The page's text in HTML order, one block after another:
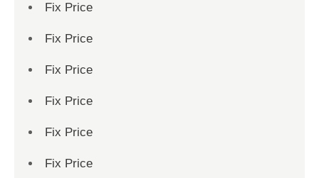
Fix Price
Fix Price
Fix Price
Fix Price
Fix Price
Fix Price